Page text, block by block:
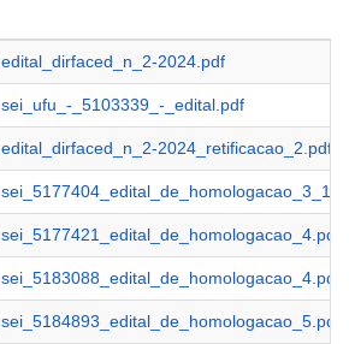
edital_dirfaced_n_2-2024.pdf
sei_ufu_-_5103339_-_edital.pdf
edital_dirfaced_n_2-2024_retificacao_2.pdf
sei_5177421_edital_de_homologacao_4.pdf
sei_5183088_edital_de_homologacao_4.pdf
sei_5184893_edital_de_homologacao_5.pdf